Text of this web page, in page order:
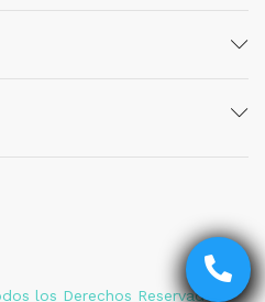
los Derechos Reservados